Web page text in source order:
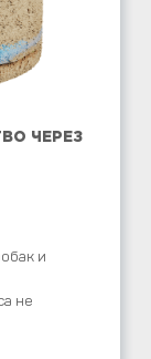
ЧЕРЕЗ
и
не